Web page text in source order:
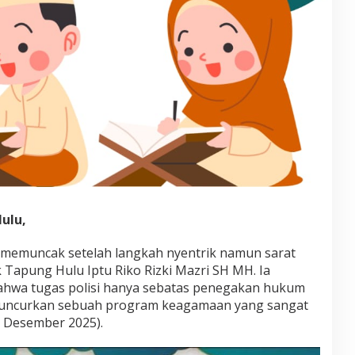
setelah langkah nyentrik namun sarat
Hulu Iptu Riko Rizki Mazri SH MH. Ia
tugas polisi hanya sebatas penegakan hukum
sebuah program keagamaan yang sangat
2025).